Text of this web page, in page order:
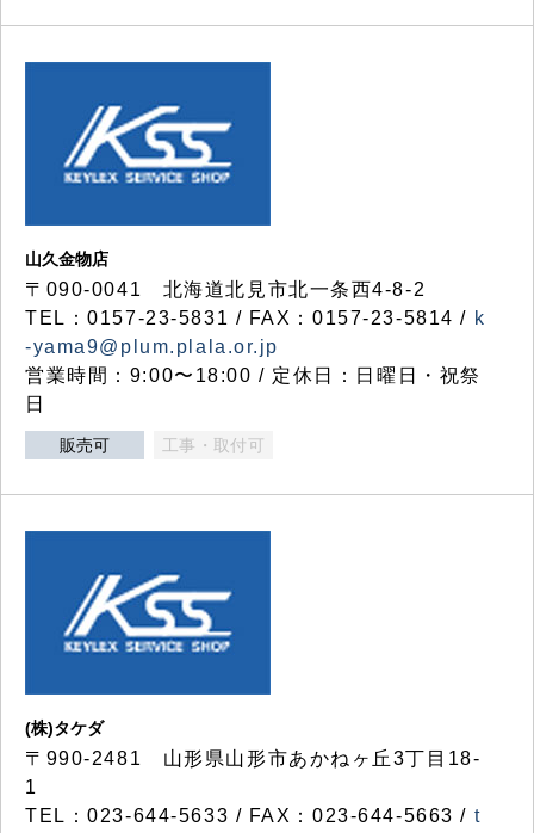
山久金物店
〒090-0041 北海道北見市北一条西4-8-2
TEL：0157-23-5831 / FAX：0157-23-5814 / k
-yama9@plum.plala.or.jp
営業時間：9:00〜18:00 / 定休日：日曜日・祝祭
日
販売可 工事・取付可
(株)タケダ
〒990-2481 山形県山形市あかねヶ丘3丁目18-
1
TEL：023-644-5633 / FAX：023-644-5663 / t